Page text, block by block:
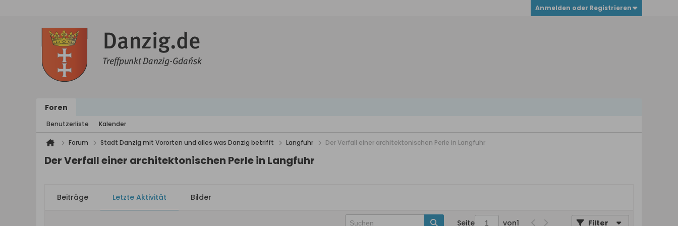
Anmelden oder Registrieren
Foren
Benutzerliste Kalender
Forum Stadt Danzig mit Vororten und alles was Danzig betrifft Langfuhr Der Verfall einer architektonischen Perle in Langfuhr
Der Verfall einer architektonischen Perle in Langfuhr
Beiträge Letzte Aktivität Bilder
Seite von1 Filter